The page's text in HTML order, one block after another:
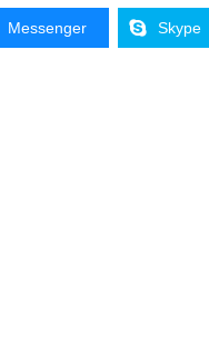
Messenger Skype